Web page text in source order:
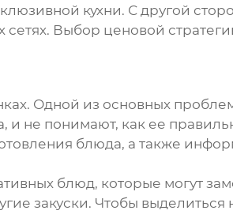
кухни. С другой
Выбор ценовой
Одной из основных
, и не понимают, как ее
блюда, а также
блюд, которые могут
закуски. Чтобы выделиться